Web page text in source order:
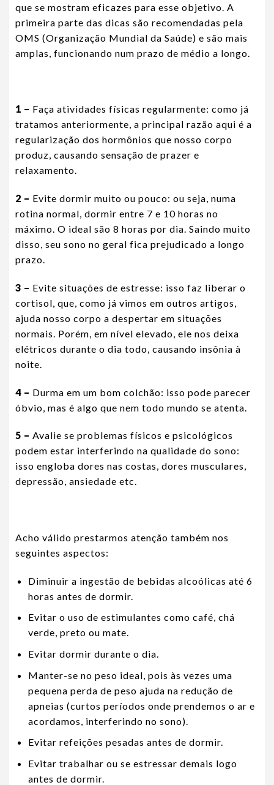
que se mostram eficazes para esse objetivo. A
primeira parte das dicas são recomendadas pela
OMS (Organização Mundial da Saúde) e são mais
amplas, funcionando num prazo de médio a longo.
1 – Faça atividades físicas regularmente: como já
tratamos anteriormente, a principal razão aqui é a
regularização dos hormônios que nosso corpo
produz, causando sensação de prazer e
relaxamento.
2 – Evite dormir muito ou pouco: ou seja, numa
rotina normal, dormir entre 7 e 10 horas no
máximo. O ideal são 8 horas por dia. Saindo muito
disso, seu sono no geral fica prejudicado a longo
prazo.
3 – Evite situações de estresse: isso faz liberar o
cortisol, que, como já vimos em outros artigos,
ajuda nosso corpo a despertar em situações
normais. Porém, em nível elevado, ele nos deixa
elétricos durante o dia todo, causando insônia à
noite.
4 – Durma em um bom colchão: isso pode parecer
óbvio, mas é algo que nem todo mundo se atenta.
5 – Avalie se problemas físicos e psicológicos
podem estar interferindo na qualidade do sono:
isso engloba dores nas costas, dores musculares,
depressão, ansiedade etc.
Acho válido prestarmos atenção também nos
seguintes aspectos:
Diminuir a ingestão de bebidas alcoólicas até 6
horas antes de dormir.
Evitar o uso de estimulantes como café, chá
verde, preto ou mate.
Evitar dormir durante o dia.
Manter-se no peso ideal, pois às vezes uma
pequena perda de peso ajuda na redução de
apneias (curtos períodos onde prendemos o ar e
acordamos, interferindo no sono).
Evitar refeições pesadas antes de dormir.
Evitar trabalhar ou se estressar demais logo
antes de dormir.